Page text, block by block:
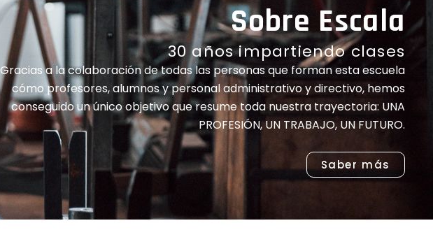
Sobre Escala
30 años impartiendo clases
Gracias a la colaboración de todas las personas que forman esta escuela
cómo profesores, alumnos y personal administrativo y directivo, hemos
conseguido un único objetivo que resume toda nuestra trayectoria: UNA
PROFESIÓN, UN TRABAJO, UN FUTURO.
Saber más